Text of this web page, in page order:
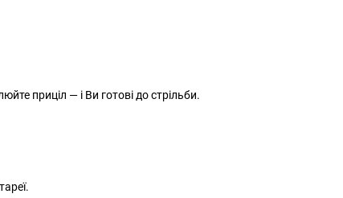
приціл — і Ви готові до стрільби.